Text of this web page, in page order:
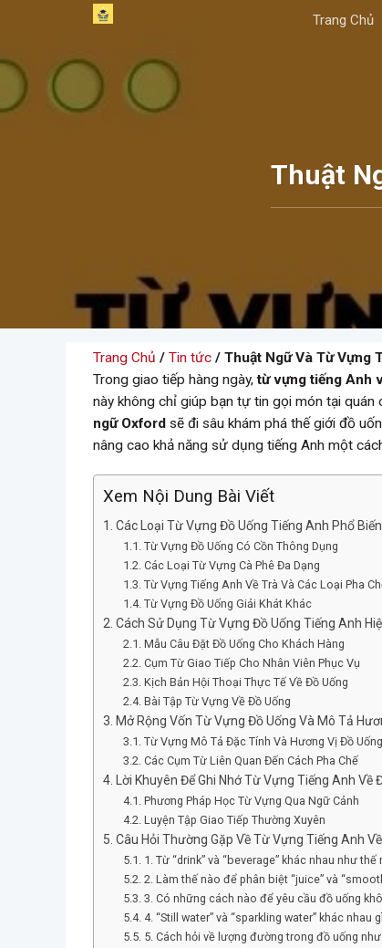
Trang Chủ
Thuật
Trang Chủ / Tin tức / Thuật Ngữ Và Từ Vựng
Trong giao tiếp hàng ngày,từ vựng tiếng Anh
này không chỉ giúp bạn tự tin gọi món tại
ngữ Oxford sẽ đi sâu khám phá thế giới đồ
nâng cao khả năng sử dụng tiếng Anh một
Xem Nội Dung Bài Viết
Các Loại Từ Vựng Đồ Uống Tiếng Anh Phổ Biến
Từ Vựng Đồ Uống Có Cồn Thông Dụng
Các Loại Từ Vựng Cà Phê Đa Dạng
Từ Vựng Tiếng Anh Về Trà Và Các Loại Pha
Từ Vựng Đồ Uống Giải Khát Khác
Cách Sử Dụng Từ Vựng Đồ Uống Tiếng Anh
Mẫu Câu Đặt Đồ Uống Cho Khách Hàng
Cụm Từ Giao Tiếp Cho Nhân Viên Phục Vụ
Kịch Bản Hội Thoại Thực Tế Về Đồ Uống
Bài Tập Từ Vựng Về Đồ Uống
Mở Rộng Vốn Từ Vựng Đồ Uống Và Mô Tả
Từ Vựng Mô Tả Đặc Tính Và Hương Vị Đồ Uống
Các Cụm Từ Liên Quan Đến Cách Pha Chế
Lời Khuyên Để Ghi Nhớ Từ Vựng Tiếng Anh Về
Phương Pháp Học Từ Vựng Qua Ngữ Cảnh
Luyện Tập Giao Tiếp Thường Xuyên
Câu Hỏi Thường Gặp Về Từ Vựng Tiếng Anh
1. Từ “drink” và “beverage” khác nhau như thế
2. Làm thế nào để phân biệt “juice” và
3. Có những cách nào để yêu cầu đồ uống
4. “Still water” và “sparkling water” khác nhau
5. Cách hỏi về lượng đường trong đồ uống